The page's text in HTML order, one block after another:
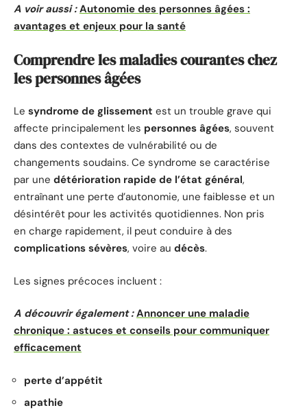
A voir aussi : Autonomie des personnes âgées :
avantages et enjeux pour la santé
Comprendre les maladies courantes chez
les personnes âgées
Le syndrome de glissement est un trouble grave qui
affecte principalement les personnes âgées, souvent
dans des contextes de vulnérabilité ou de
changements soudains. Ce syndrome se caractérise
par une détérioration rapide de l’état général,
entraînant une perte d’autonomie, une faiblesse et un
désintérêt pour les activités quotidiennes. Non pris
en charge rapidement, il peut conduire à des
complications sévères, voire au décès.
Les signes précoces incluent :
A découvrir également : Annoncer une maladie
chronique : astuces et conseils pour communiquer
efficacement
perte d’appétit
apathie